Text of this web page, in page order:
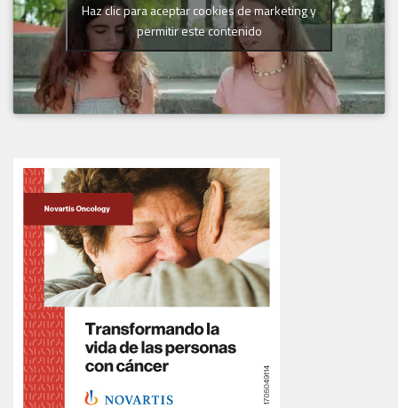
Haz clic para aceptar cookies de marketing y
permitir este contenido